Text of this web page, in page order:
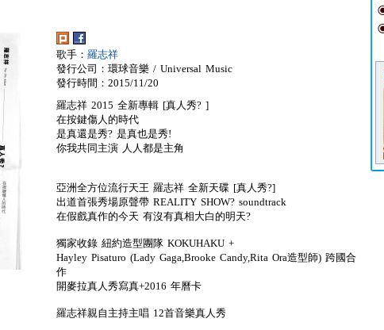
歌手： 羅志祥
發行公司：環球音樂 / Universal Music
發行時間：2015/11/20
羅志祥 2015 全新專輯 [真人秀? ]
在按鍵傷人的時代
是真還是秀? 是真也是秀!
你我共同主演 人人都是主角
亞洲全方位流行天王 羅志祥 全新天碟 [真人秀?]
出道首張秀場原聲帶 REALITY SHOW? soundtrack
在假戲真作的今天 有沒有真相大白的明天?
獨家收錄 紐約造型團隊 KOKUHAKU +
Hayley Pisaturo (Lady Gaga,Brooke Candy,Rita Ora造型師) 跨國合
作
開麥拉真人秀寫真+2016 年曆卡
羅志祥親自主持主唱 12首音樂真人秀